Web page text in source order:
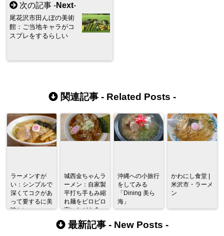
次の記事 -Next-
尾花沢市田んぼの美術
館：ご当地キャラがコ
スプレをするらしい
関連記事 - Related Posts -
ラーメンすが
い：シンプルで
深くてコクがあ
って要するに美
味しい
城西金ちゃんラ
ーメン：自家製
平打ち手もみ縮
れ麺をピロピロ
言いながら食べ
よう
沖縄への小旅行
をしてみる
「Dining 美ら
海」
かわにし食堂 |
米沢市・ラーメ
ン
最新記事 - New Posts -